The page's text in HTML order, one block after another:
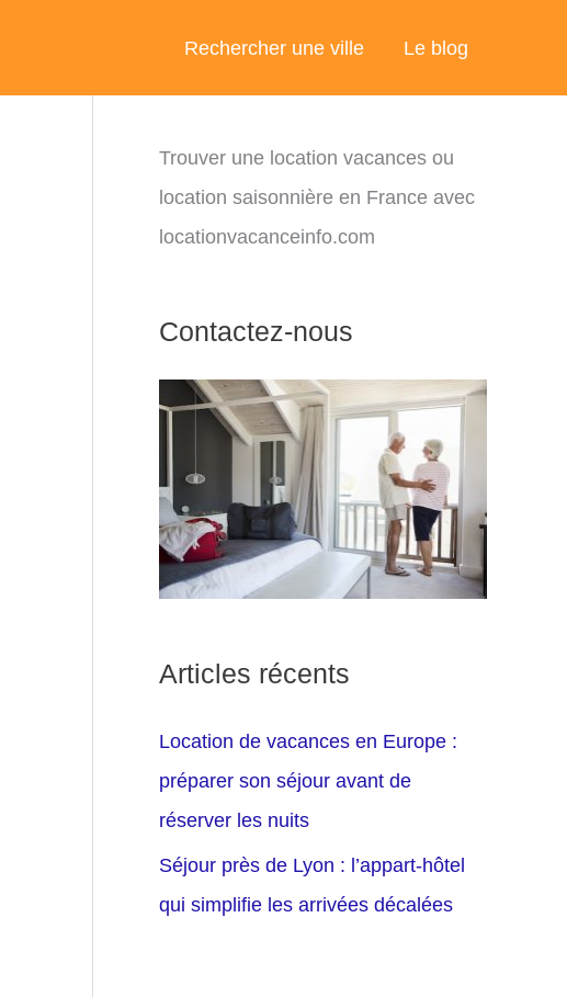
Rechercher une ville Le blog
Trouver une location vacances ou
location saisonnière en France avec
locationvacanceinfo.com
Contactez-nous
Articles récents
Location de vacances en Europe :
préparer son séjour avant de
réserver les nuits
Séjour près de Lyon : l’appart-hôtel
qui simplifie les arrivées décalées